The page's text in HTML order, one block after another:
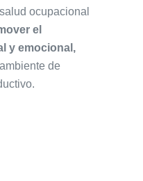
ocupacional
el
y emocional,
de